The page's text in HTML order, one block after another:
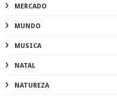
MERCADO
MUNDO
MUSICA
NATAL
NATUREZA